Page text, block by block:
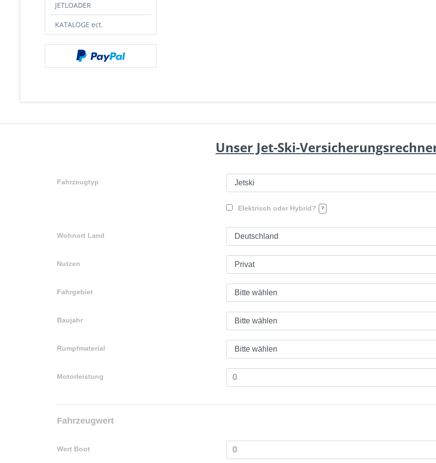
JETLOADER
KATALOGE ect.
Unser Jet-Ski-
Fahrzeugtyp
Elektrisch oder Hybrid?
Wohnort Land
Nutzen
Fahrgebiet
Baujahr
Rumpfmaterial
Motorleistung
Fahrzeugwert
Wert Boot